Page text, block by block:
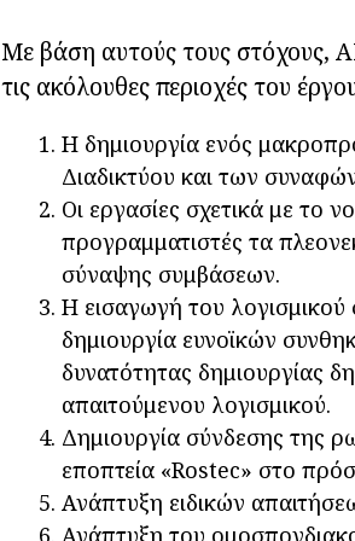
Με βάση αυτούς τους στόχους,
τις ακόλουθες περιοχές του
Η δημιουργία ενός
Διαδικτύου και των
Οι εργασίες σχετικά με το
προγραμματιστές τα
σύναψης συμβάσεων.
Η εισαγωγή του λογισμικού
δημιουργία ευνοϊκών
δυνατότητας δημιουργίας
απαιτούμενου λογισμικού.
Δημιουργία σύνδεσης της
εποπτεία «Rostec» στο
Ανάπτυξη ειδικών
Ανάπτυξη του